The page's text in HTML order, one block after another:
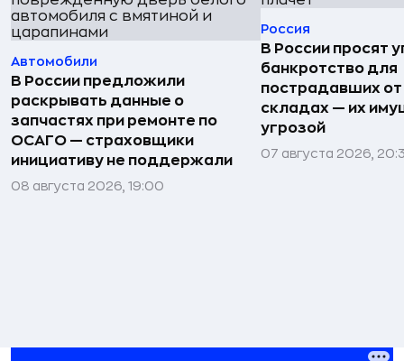
Автомобили
В России предложили
раскрывать данные о
запчастях при ремонте по
ОСАГО — страховщики
инициативу не поддержали
08 августа 2026, 19:00
Россия
В России просят
банкротство для
пострадавших
складах — их
угрозой
07 августа 2026,